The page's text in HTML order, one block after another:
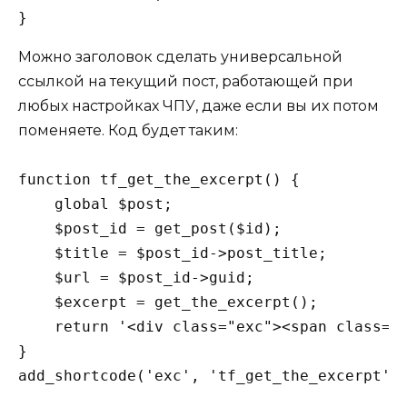
Можно заголовок сделать универсальной
ссылкой на текущий пост, работающей при
любых настройках ЧПУ, даже если вы их потом
поменяете. Код будет таким:
function tf_get_the_excerpt() {
    global $post;
    $post_id = get_post($id);
    $title = $post_id->post_title;
    $url = $post_id->guid;
    $excerpt = get_the_excerpt();
return '<div class="exc"><span
}
add_shortcode('exc',